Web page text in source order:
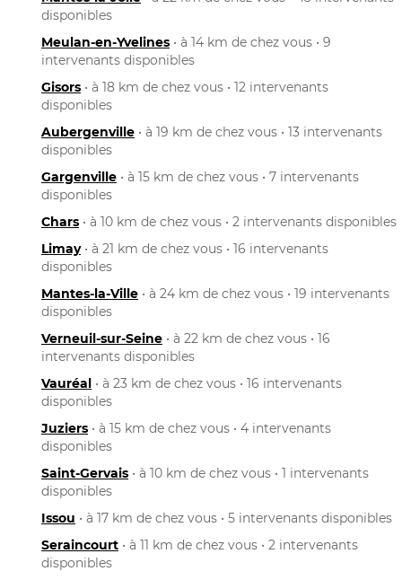
disponibles
Meulan-en-Yvelines • à 14 km de chez vous • 9
intervenants disponibles
Gisors • à 18 km de chez vous • 12 intervenants
disponibles
Aubergenville • à 19 km de chez vous • 13 intervenants
disponibles
Gargenville • à 15 km de chez vous • 7 intervenants
disponibles
Chars • à 10 km de chez vous • 2 intervenants disponibles
Limay• à 21 km de chez vous • 16 intervenants
disponibles
Mantes-la-Ville • à 24 km de chez vous • 19 intervenants
disponibles
Verneuil-sur-Seine • à 22 km de chez vous • 16
intervenants disponibles
Vauréal • à 23 km de chez vous • 16 intervenants
disponibles
Juziers • à 15 km de chez vous • 4 intervenants
disponibles
Saint-Gervais • à 10 km de chez vous • 1 intervenants
disponibles
Issou • à 17 km de chez vous • 5 intervenants disponibles
Seraincourt • à 11 km de chez vous • 2 intervenants
disponibles